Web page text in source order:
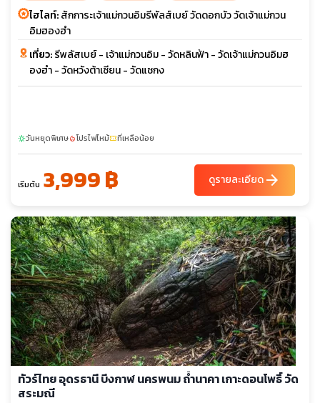
ไฮไลท์:สักการะเจ้าแม่กวนอิมรีพัลส์เบย์ วัดดอกบัว วัดเจ้าแม่กวน
อิมฮองฮำ
เที่ยว:รีพลัสเบย์ - เจ้าแม่กวนอิม - วัดหลินฟ้า - วัดเจ้าแม่กวนอิมฮ
องฮำ - วัดหวังต้าเซียน - วัดแชกง
sunnyวันหยุดพิเศษlocal_fire_departmentโปรไฟไหม้confirmation_numberที่เหลือน้อย
เริ่มต้น 3,999 ฿ ดูรายละเอียดarrow_forward
ทัวร์ไทย อุดรธานี บึงกาฬ นครพนม ถ้ำนาคา เกาะดอนโพธิ์ วัด
สระมณี